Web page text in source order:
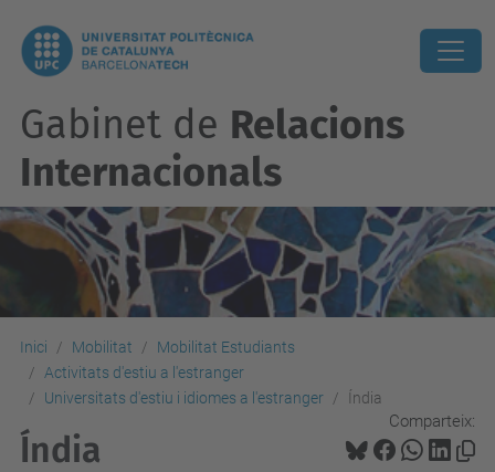
Gabinet de Relacions
Internacionals
Inici Mobilitat
Mobilitat Estudiants
Activitats d'estiu a l'estranger
Universitats d'estiu i idiomes a l'estranger
Índia
Comparteix:
Índia